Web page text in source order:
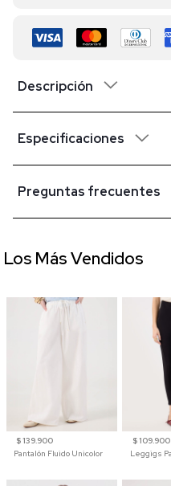
Descripción
Especificaciones
Preguntas frecuentes
$ 139.900
Pantalón Fluido Unicolor
$ 109.900
Los Más Vendidos